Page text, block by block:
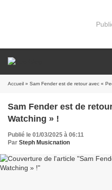
Accueil » Sam Fender est de retour avec «
Sam Fender est de
Watching » !
Publié le 01/03/2025 à 06:11
Par Steph Musicnation